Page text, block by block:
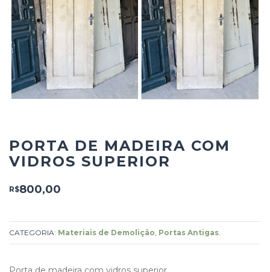
PORTA DE MADEIRA COM
VIDROS SUPERIOR
R$800,00
CATEGORIA: Materiais de Demolição Portas Antigas